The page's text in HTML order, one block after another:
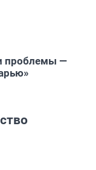
проблемы —